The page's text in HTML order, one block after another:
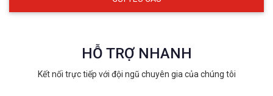
HỖ TRỢ NHANH
Kết nối trực tiếp với đội ngũ chuyên gia của chúng tôi